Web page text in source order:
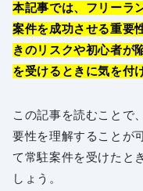
本記事では、フリーラ
案件を成功させる重要
きのリスクや初心者が
を受けるときに気を付
この記事を読むことで
要性を理解することが
て常駐案件を受けたと
しょう。